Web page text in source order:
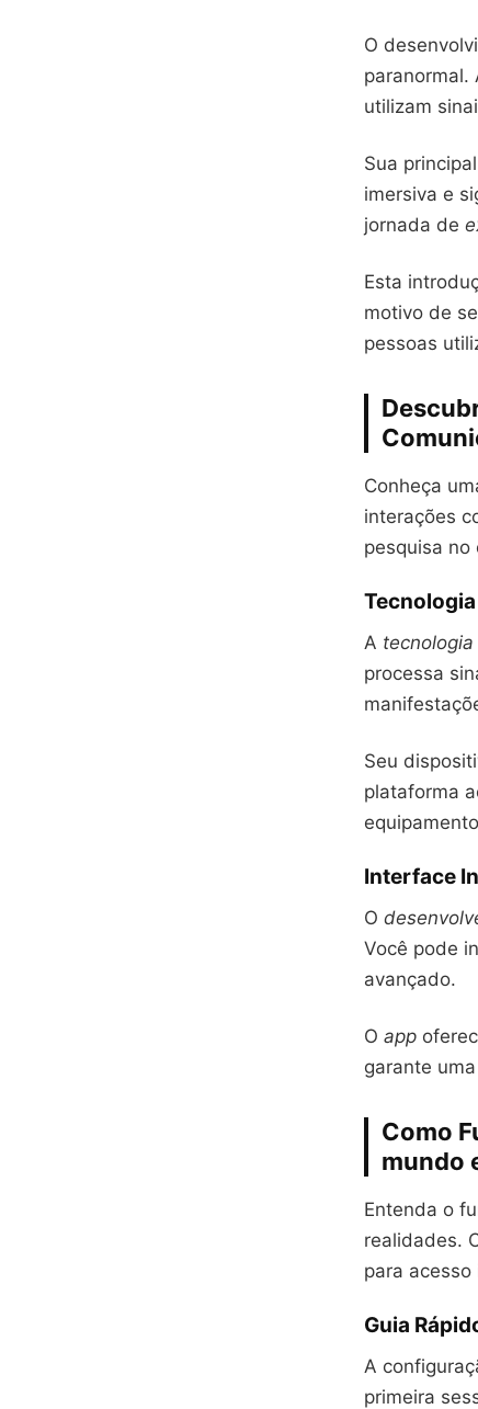
O
paranormal.
utilizam
Sua
imersiva e
jornada de
Esta
motivo de
pessoas
Conheça
interações
pesquisa no
A tecnologia
processa
Seu
plataforma
Interface
O
Você pode
avançado.
O app
garante
Como
mundo
Entenda o
realidades.
para acesso
Guia
A
primeira